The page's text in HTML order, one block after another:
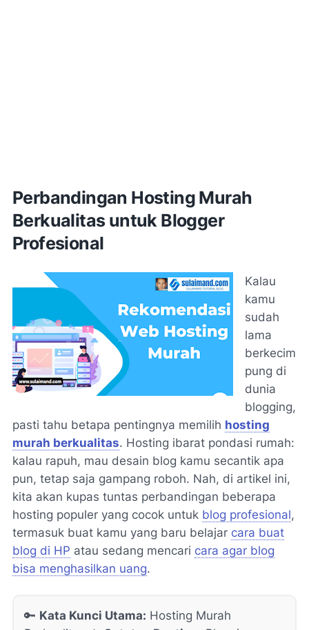
Perbandingan Hosting Murah
Berkualitas untuk Blogger
Profesional
Kalau
kamu
sudah
lama
berkecim
pung di
dunia
blogging,
pasti tahu betapa pentingnya memilih hosting
murah berkualitas. Hosting ibarat pondasi rumah:
kalau rapuh, mau desain blog kamu secantik apa
pun, tetap saja gampang roboh. Nah, di artikel ini,
kita akan kupas tuntas perbandingan beberapa
hosting populer yang cocok untuk blog profesional,
termasuk buat kamu yang baru belajar cara buat
blog di HP atau sedang mencari cara agar blog
bisa menghasilkan uang.
🔑 Kata Kunci Utama: Hosting Murah